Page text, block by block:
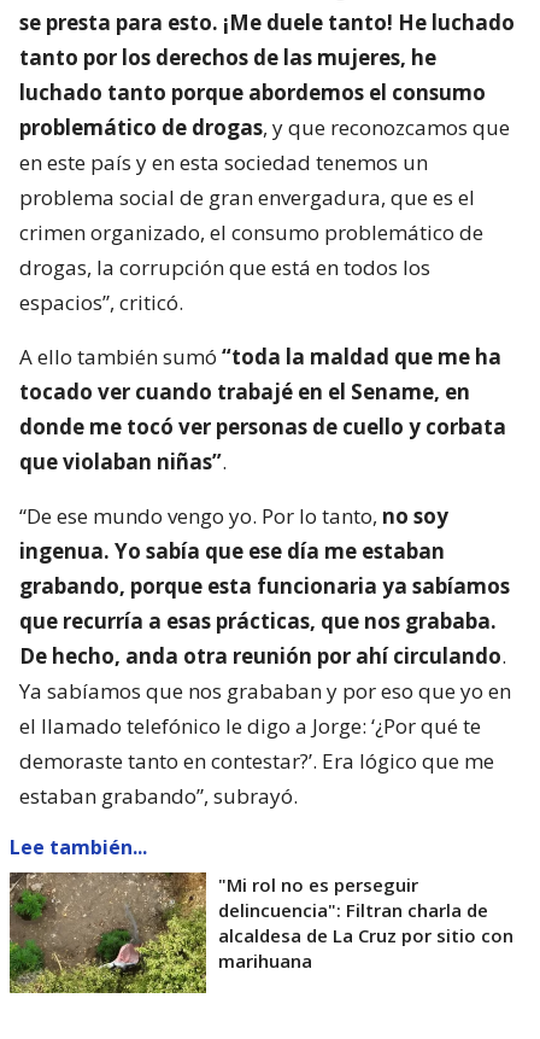
se presta para esto. ¡Me duele tanto! He luchado
tanto por los derechos de las mujeres, he
luchado tanto porque abordemos el consumo
problemático de drogas, y que reconozcamos que
en este país y en esta sociedad tenemos un
problema social de gran envergadura, que es el
crimen organizado, el consumo problemático de
drogas, la corrupción que está en todos los
espacios”, criticó.
A ello también sumó “toda la maldad que me ha
tocado ver cuando trabajé en el Sename, en
donde me tocó ver personas de cuello y corbata
que violaban niñas”.
“De ese mundo vengo yo. Por lo tanto, no soy
ingenua. Yo sabía que ese día me estaban
grabando, porque esta funcionaria ya sabíamos
que recurría a esas prácticas, que nos grababa.
De hecho, anda otra reunión por ahí circulando.
Ya sabíamos que nos grababan y por eso que yo en
el llamado telefónico le digo a Jorge: ‘¿Por qué te
demoraste tanto en contestar?’. Era lógico que me
estaban grabando”, subrayó.
Lee también...
"Mi rol no es perseguir
delincuencia": Filtran charla de
alcaldesa de La Cruz por sitio con
marihuana